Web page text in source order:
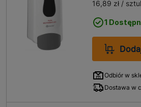
16,89 zł /
1
Odbiór w
Dostawa w